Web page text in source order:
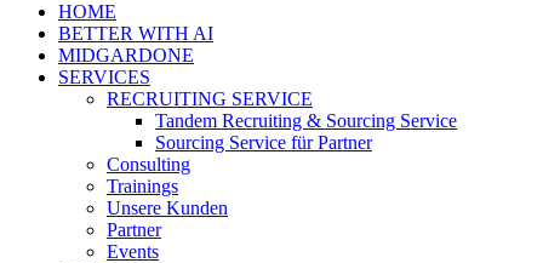
HOME
BETTER WITH AI
MIDGARDONE
SERVICES
RECRUITING SERVICE
Tandem Recruiting & Sourcing Service
Sourcing Service für Partner
Consulting
Trainings
Unsere Kunden
Partner
Events